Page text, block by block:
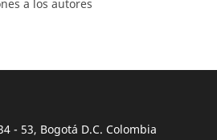
a los autores
- 53, Bogotá D.C. Colombia